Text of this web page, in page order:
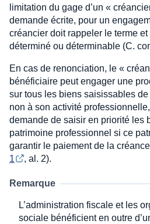
limitation du gage d’un «
demande écrite, pour un
créancier doit rappeler le terme
déterminé ou déterminable (C.
En cas de renonciation, le «
bénéficiaire peut engager une
sur tous les biens saisissables de
non à son activité
demande de saisir en priorité les
patrimoine professionnel si ce
garantir le paiement de la
1
, al. 2).
Remarque
L’administration fiscale et les
sociale bénéficient en outre